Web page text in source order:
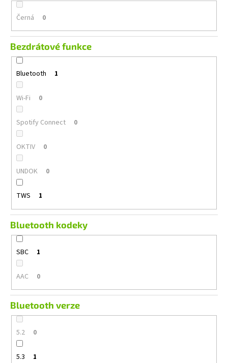
Černá 0
Bezdrátové funkce
Bluetooth 1
Wi-Fi 0
Spotify Connect 0
OKTIV 0
UNDOK 0
TWS 1
Bluetooth kodeky
SBC 1
AAC 0
Bluetooth verze
5.2 0
5.3 1
12
990
Kč